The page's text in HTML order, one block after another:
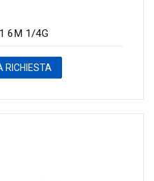
6M 1/4G
RICHIESTA